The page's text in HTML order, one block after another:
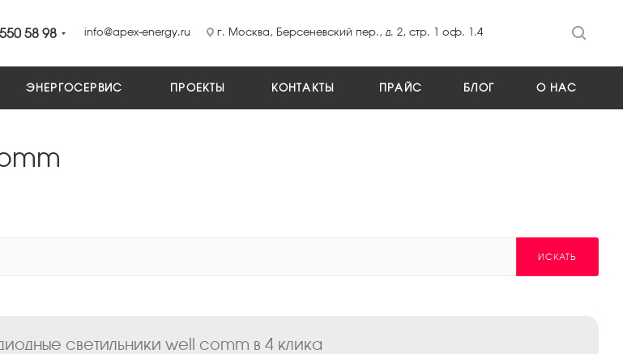
58 98 info@apex-energy.ru г. Москва, Берсеневский пер., д. 2, стр. 1 оф. 1.4
ЭНЕРГОСЕРВИС ПРОЕКТЫ КОНТАКТЫ ПРАЙС БЛОГ О НАС
ИСКАТЬ
светильники well comm в 4 клика